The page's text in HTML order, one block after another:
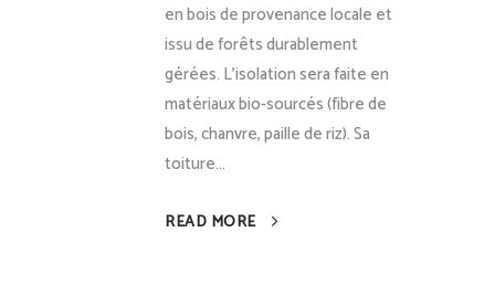
en bois de provenance locale et
issu de forêts durablement
gérées. L'isolation sera faite en
matériaux bio-sourcés (fibre de
bois, chanvre, paille de riz). Sa
toiture...
READ MORE